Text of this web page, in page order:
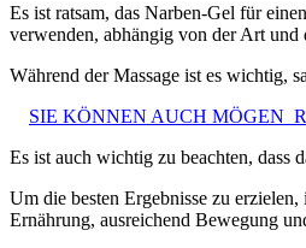
Es ist ratsam, das Narben-Gel für
verwenden, abhängig von der Art und
Während der Massage ist es wichtig,
SIE KÖNNEN AUCH MÖGEN
Es ist auch wichtig zu beachten, dass
Um die besten Ergebnisse zu
Ernährung, ausreichend Bewegung